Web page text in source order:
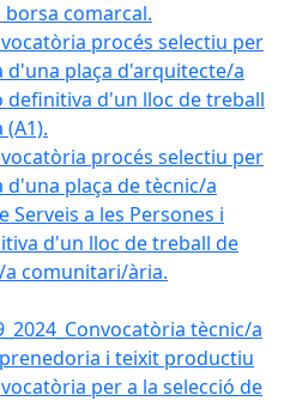
borsa comarcal.
procés selectiu per
d'una plaça d'arquitecte/a
definitiva d'un lloc de treball
procés selectiu per
plaça de tècnic/a
Serveis a les Persones i
d'un lloc de treball de
comunitari/ària.
tècnic/a
i teixit productiu
per a la selecció de